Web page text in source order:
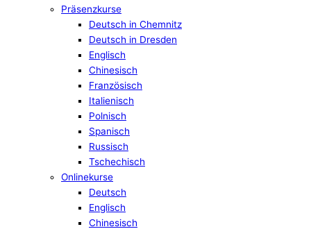
Präsenzkurse
Deutsch in Chemnitz
Deutsch in Dresden
Englisch
Chinesisch
Französisch
Italienisch
Polnisch
Spanisch
Russisch
Tschechisch
Onlinekurse
Deutsch
Englisch
Chinesisch